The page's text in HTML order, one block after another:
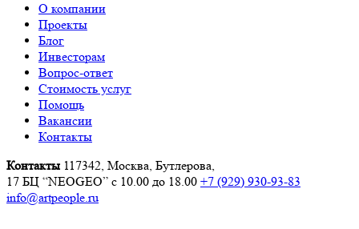
О компании
Проекты
Блог
Инвесторам
Вопрос-ответ
Стоимость услуг
Помощь
Вакансии
Контакты
Контакты 117342, Москва, Бутлерова,
17 БЦ “NEOGEO” с 10.00 до 18.00 +7 (929) 930-93-83
info@artpeople.ru